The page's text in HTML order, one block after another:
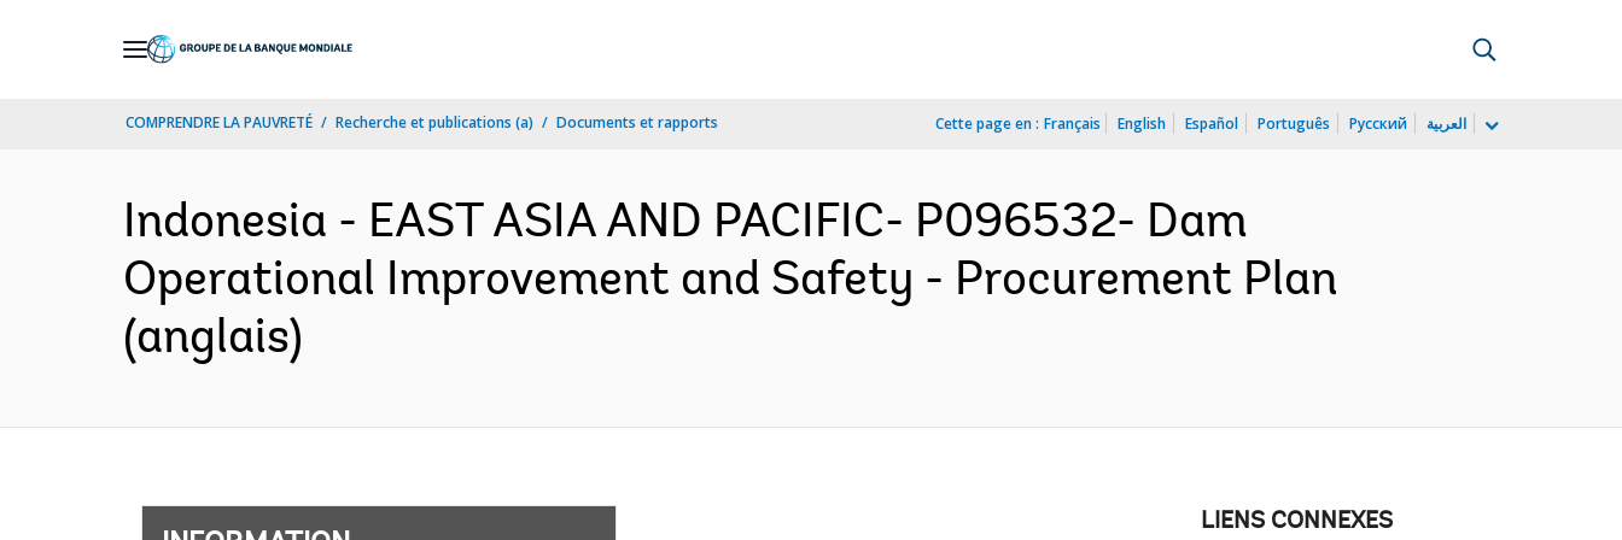
COMPRENDRE LA PAUVRETÉ Recherche et publications (a) Documents et rapports Cette page en : Français English Español Português Русский العربية
Indonesia - EAST ASIA AND PACIFIC- P096532- Dam
Operational Improvement and Safety - Procurement Plan
(anglais)
LIENS CONNEXES